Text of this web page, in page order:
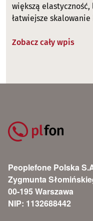
większą
łatwiejsze skalowanie
Zobacz cały wpis
Peoplefone Polska
Zygmunta
00-195 Warszawa
NIP: 1132688442